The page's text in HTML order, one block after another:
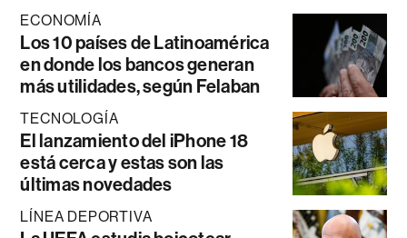
ECONOMÍA
Los 10 países de Latinoamérica
en donde los bancos generan
más utilidades, según Felaban
TECNOLOGÍA
El lanzamiento del iPhone 18
está cerca y estas son las
últimas novedades
LÍNEA DEPORTIVA